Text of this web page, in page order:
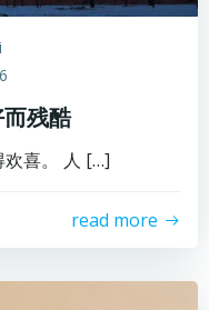
残酷
欢喜。 人 […]
read more